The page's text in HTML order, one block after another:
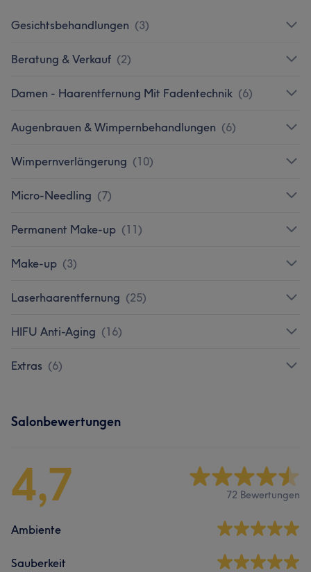
Gesichtsbehandlungen (3)
Beratung & Verkauf (2)
Damen - Haarentfernung Mit Fadentechnik (6)
Augenbrauen & Wimpernbehandlungen (6)
Wimpernverlängerung (10)
Micro-Needling (7)
Permanent Make-up (11)
Make-up (3)
Laserhaarentfernung (25)
HIFU Anti-Aging (16)
Extras (6)
Salonbewertungen
4,7 72 Bewertungen
Ambiente
Sauberkeit